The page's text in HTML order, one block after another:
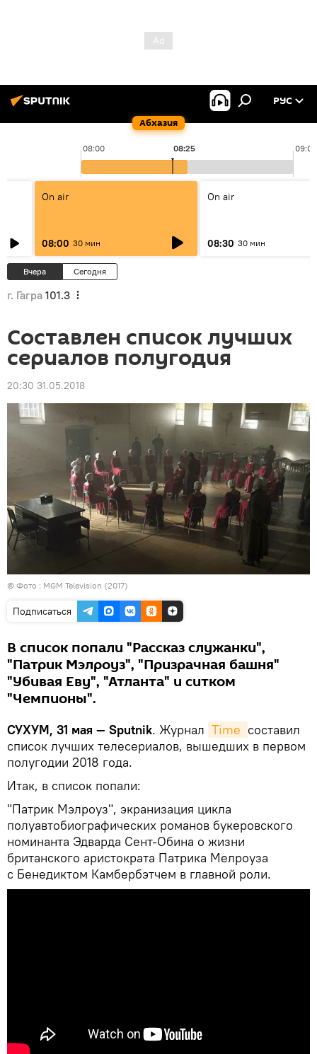
Абхазия
РУС
08:00 09:00
08:25
On air
08:00 30 мин
On air
08:30 30 мин
Вчера Сегодня
г. Гагра 101.3
Составлен список лучших
сериалов полугодия
20:30 31.05.2018
© Фото : MGM Television (2017)
Подписаться
В список попали "Рассказ служанки",
"Патрик Мэлроуз", "Призрачная башня"
"Убивая Еву", "Атланта" и ситком
"Чемпионы".
СУХУМ, 31 мая — Sputnik. Журнал Time составил
список лучших телесериалов, вышедших в первом
полугодии 2018 года.
Итак, в список попали:
"Патрик Мэлроуз", экранизация цикла
полуавтобиографических романов букеровского
номинанта Эдварда Сент-Обина о жизни
британского аристократа Патрика Мелроуза
с Бенедиктом Камбербэтчем в главной роли.